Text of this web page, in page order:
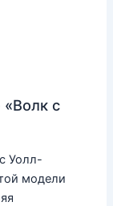
с
Уолл-
модели